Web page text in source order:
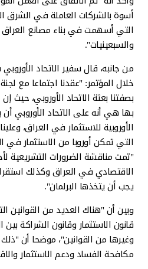
أسوة بالشركات العاملة في الشرق
التي أسهمت في بناء مصانع العراق
والسبعينيات".
من جانبه، قال سفير الاتحاد
خلال المؤتمر: "عقدنا اجتماعا مع لجنة
بصفتنا بعثة الاتحاد الأوروبي، حيث
بها هي أنه على الاتحاد الأوروبي
الأوروبية للاستثمار في العراق،
التي تمكن أوروبا من الاستثمار في
"تمت مناقشة الضرورات التشريعية
الاقتصادي في العراق وكذلك
يجب أن يتخذها البرلمان".
وبين أن "هناك العديد من القوانين
قانون الاستثمار وقانون الشراكة
وغيرها من القوانين"، موضحا أن
مكافحة الفساد ودعم الاستثمار